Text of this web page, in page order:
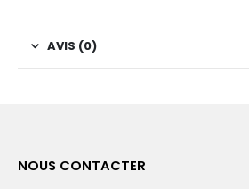
AVIS (0)
NOUS CONTACTER